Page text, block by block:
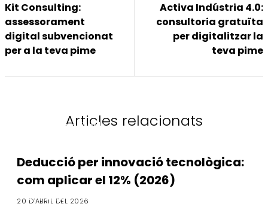
Kit Consulting:
assessorament
digital subvencionat
per a la teva pime
Activa Indústria 4.0:
consultoria gratuïta
per digitalitzar la
teva pime
Articles relacionats
Deduccions Fiscals
Deducció per innovació tecnològica:
com aplicar el 12% (2026)
20 D’ABRIL DEL 2026
Deduccions Fiscals